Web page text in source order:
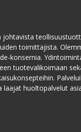
johtavista
toimittajista.
konsernia.
tuotevalikoimaan
laajat huoltopalvelut